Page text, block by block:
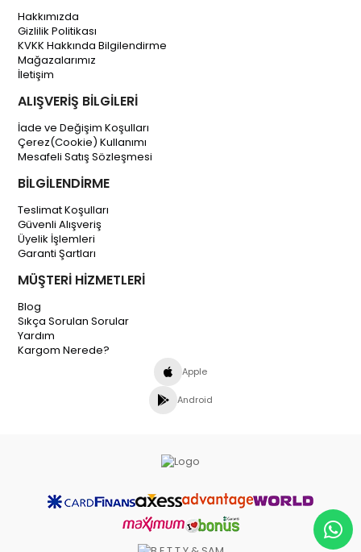
Hakkımızda
Gizlilik Politikası
KVKK Hakkında Bilgilendirme
Mağazalarımız
İletişim
ALIŞVERİŞ BİLGİLERİ
İade ve Değişim Koşulları
Çerez(Cookie) Kullanımı
Mesafeli Satış Sözleşmesi
BİLGİLENDİRME
Teslimat Koşulları
Güvenli Alışveriş
Üyelik İşlemleri
Garanti Şartları
MÜŞTERİ HİZMETLERİ
Blog
Sıkça Sorulan Sorular
Yardım
Kargom Nerede?
Apple
Android